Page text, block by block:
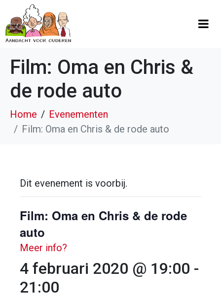
Film: Oma en Chris &
de rode auto
Home
Evenementen
Film: Oma en Chris & de rode auto
Dit evenement is voorbij.
Film: Oma en Chris & de rode
auto
Meer info?
4 februari 2020 @ 19:00 -
21:00